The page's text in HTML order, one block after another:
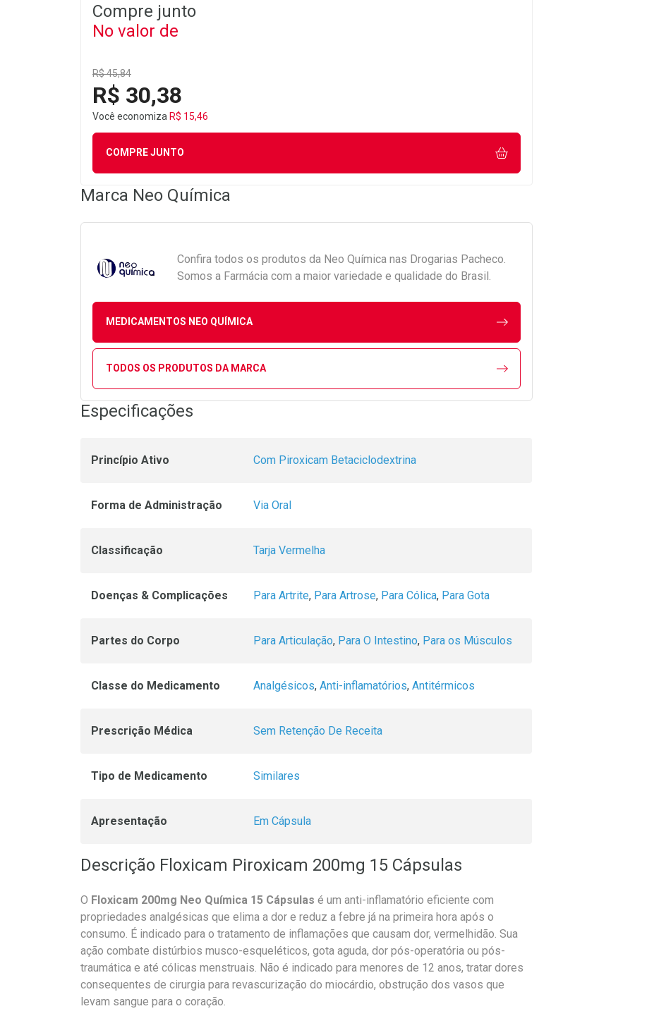
Compre junto
No valor de
R$ 45,84
R$ 30,38
Você economiza R$ 15,46
COMPRE JUNTO
Marca Neo Química
Confira todos os produtos da Neo Química nas Drogarias Pacheco.
Somos a Farmácia com a maior variedade e qualidade do Brasil.
MEDICAMENTOS NEO QUÍMICA
TODOS OS PRODUTOS DA MARCA
Especificações
Princípio Ativo Com Piroxicam Betaciclodextrina
Forma de Administração Via Oral
Classificação Tarja Vermelha
Doenças & Complicações Para Artrite, Para Artrose, Para Cólica, Para Gota
Partes do Corpo Para Articulação, Para O Intestino, Para os Músculos
Classe do Medicamento Analgésicos, Anti-inflamatórios, Antitérmicos
Prescrição Médica Sem Retenção De Receita
Tipo de Medicamento Similares
Apresentação Em Cápsula
Descrição Floxicam Piroxicam 200mg 15 Cápsulas
O Floxicam 200mg Neo Química 15 Cápsulas é um anti-inflamatório eficiente com
propriedades analgésicas que elima a dor e reduz a febre já na primeira hora após o
consumo. É indicado para o tratamento de inflamações que causam dor, vermelhidão. Sua
ação combate distúrbios musco-esqueléticos, gota aguda, dor pós-operatória ou pós-
traumática e até cólicas menstruais. Não é indicado para menores de 12 anos, tratar dores
consequentes de cirurgia para revascurização do miocárdio, obstrução dos vasos que
levam sangue para o coração.